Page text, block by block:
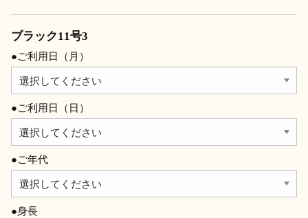
ブラック11号3
●ご利用日（月）
●ご利用日（日）
●ご年代
●身長